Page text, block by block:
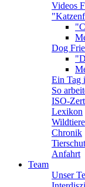
Videos
Dog
Ein Tag
So
ISO-
Lexikon
Wildtiere
Chronik
Anfahrt
Team
Unser